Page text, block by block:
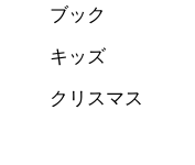
ブック
キッズ
クリスマス